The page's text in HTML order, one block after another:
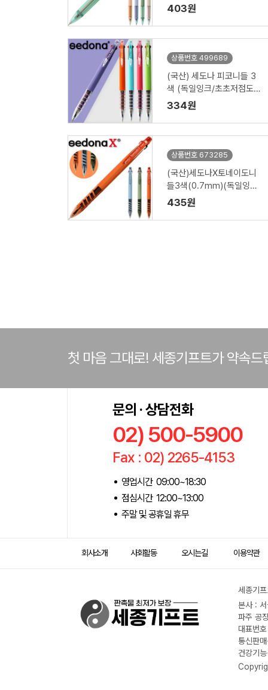
저점도)
403원
상품번호 499689
(국산) 세도나 피코니들 3
색 (독일잉크/초초저점도/
0.7mm)
334원
상품번호 673285
(국산)세도나X토네이도니
들3색(0.7mm)(독일잉크/
초초저점도)
435원
첫 마음 그대로! 세종기프트가 약속드
문의 · 상담전화
02) 500-5900
Fax : 02) 2265-4153
영업시간 09:00~18:30
점심시간 12:00~13:00
주말 및 공휴일 휴무
회사소개 사회활동 오시는길 이용약관
세종기
본사 :
파주 공
대표번
통신판
건강기